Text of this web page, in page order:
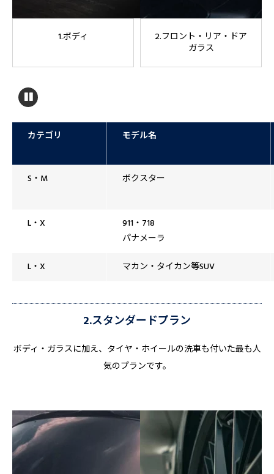
1.ボディ
2.フロント・リア・ドア
ガラス
カテゴリ モデル名
S・M ボクスター
L・X
911・718
パナメーラ
L・X マカン・タイカン等SUV
2.スタンダードプラン
ボディ・ガラスに加え、タイヤ・ホイールの洗車も付いた最も人
気のプランです。